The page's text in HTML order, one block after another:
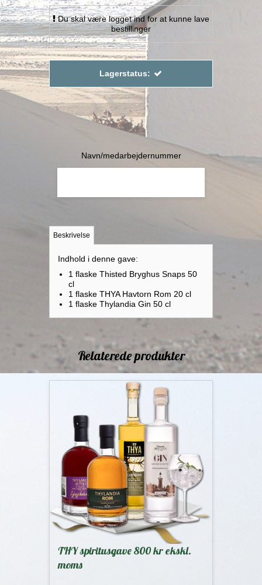
Du skal være logget ind for at kunne lave
bestillinger
Lagerstatus:
Navn/medarbejdernummer
Beskrivelse
Indhold i denne gave:
1 flaske Thisted Bryghus Snaps 50
cl
1 flaske THYA Havtorn Rom 20 cl
1 flaske Thylandia Gin 50 cl
Relaterede produkter
THY spiritusgave 800 kr ekskl.
moms